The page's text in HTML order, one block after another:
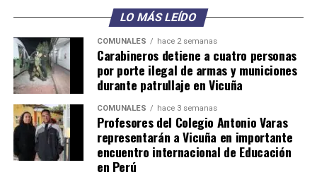
LO MÁS LEÍDO
COMUNALES hace 2 semanas
Carabineros detiene a cuatro personas
por porte ilegal de armas y municiones
durante patrullaje en Vicuña
COMUNALES hace 3 semanas
Profesores del Colegio Antonio Varas
representarán a Vicuña en importante
encuentro internacional de Educación
en Perú